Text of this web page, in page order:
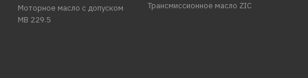
Моторное масло с допуском
MB 229.5
Трансмиссионное масло ZIC